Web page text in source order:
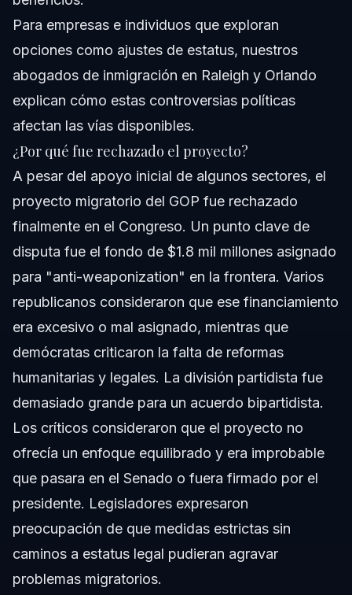
Para empresas e individuos que exploran
opciones como ajustes de estatus, nuestros
abogados de inmigración en Raleigh y Orlando
explican cómo estas controversias políticas
afectan las vías disponibles.
¿Por qué fue rechazado el proyecto?
A pesar del apoyo inicial de algunos sectores, el
proyecto migratorio del GOP fue rechazado
finalmente en el Congreso. Un punto clave de
disputa fue el fondo de $1.8 mil millones asignado
para "anti-weaponization" en la frontera. Varios
republicanos consideraron que ese financiamiento
era excesivo o mal asignado, mientras que
demócratas criticaron la falta de reformas
humanitarias y legales. La división partidista fue
demasiado grande para un acuerdo bipartidista.
Los críticos consideraron que el proyecto no
ofrecía un enfoque equilibrado y era improbable
que pasara en el Senado o fuera firmado por el
presidente. Legisladores expresaron
preocupación de que medidas estrictas sin
caminos a estatus legal pudieran agravar
problemas migratorios.